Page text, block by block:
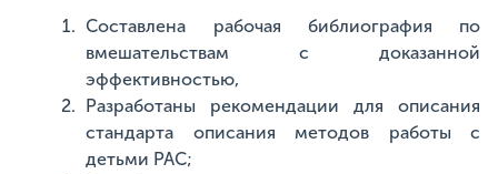
Составлена рабочая библиография по
вмешательствам с доказанной
эффективностью,
Разработаны рекомендации для описания
стандарта описания методов работы с
детьми РАС;